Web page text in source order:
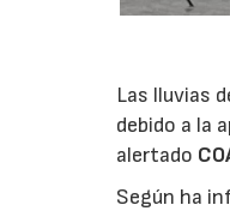
Las lluvias
debido a la
alertado
Según ha